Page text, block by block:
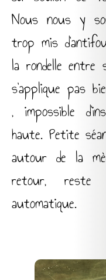
Nous nous y
trop mis
la rondelle
s’applique pas
, impossible
haute. Petite
autour de la
retour,
automatique.